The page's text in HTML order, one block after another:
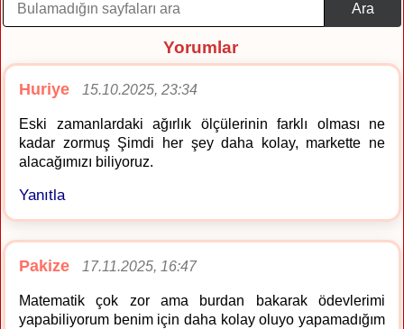
Ara
Yorumlar
Huriye 15.10.2025, 23:34
Eski zamanlardaki ağırlık ölçülerinin farklı olması ne
kadar zormuş Şimdi her şey daha kolay, markette ne
alacağımızı biliyoruz.
Yanıtla
Pakize 17.11.2025, 16:47
Matematik çok zor ama burdan bakarak ödevlerimi
yapabiliyorum benim için daha kolay oluyo yapamadığım